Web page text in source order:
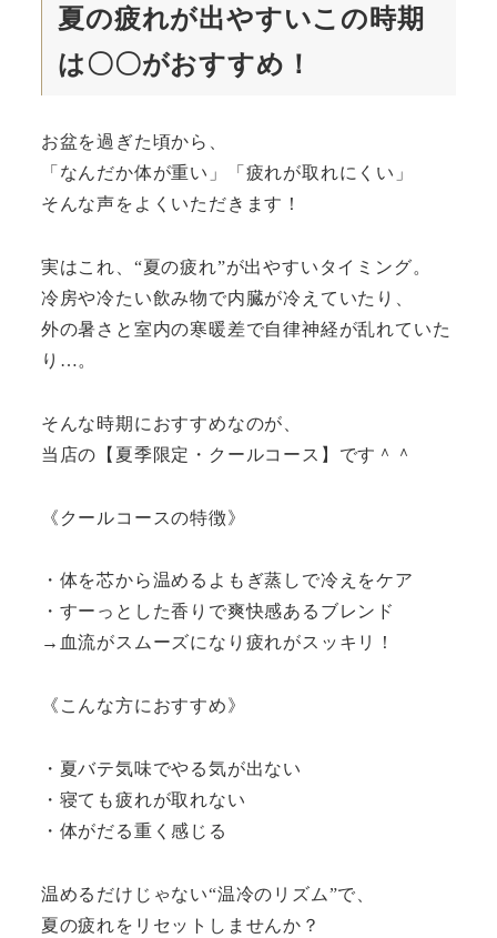
夏の疲れが出やすいこの時期
は〇〇がおすすめ！
お盆を過ぎた頃から、
「なんだか体が重い」「疲れが取れにくい」
そんな声をよくいただきます！
実はこれ、“夏の疲れ”が出やすいタイミング。
冷房や冷たい飲み物で内臓が冷えていたり、
外の暑さと室内の寒暖差で自律神経が乱れていた
り…。
そんな時期におすすめなのが、
当店の【夏季限定・クールコース】です＾＾
《クールコースの特徴》
・体を芯から温めるよもぎ蒸しで冷えをケア
・すーっとした香りで爽快感あるブレンド
→血流がスムーズになり疲れがスッキリ！
《こんな方におすすめ》
・夏バテ気味でやる気が出ない
・寝ても疲れが取れない
・体がだる重く感じる
温めるだけじゃない“温冷のリズム”で、
夏の疲れをリセットしませんか？